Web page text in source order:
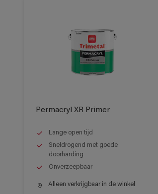
Permacryl XR Primer
Lange open tijd
Sneldrogend met goede
doorharding
Onverzeepbaar
Alleen verkrijgbaar in de winkel